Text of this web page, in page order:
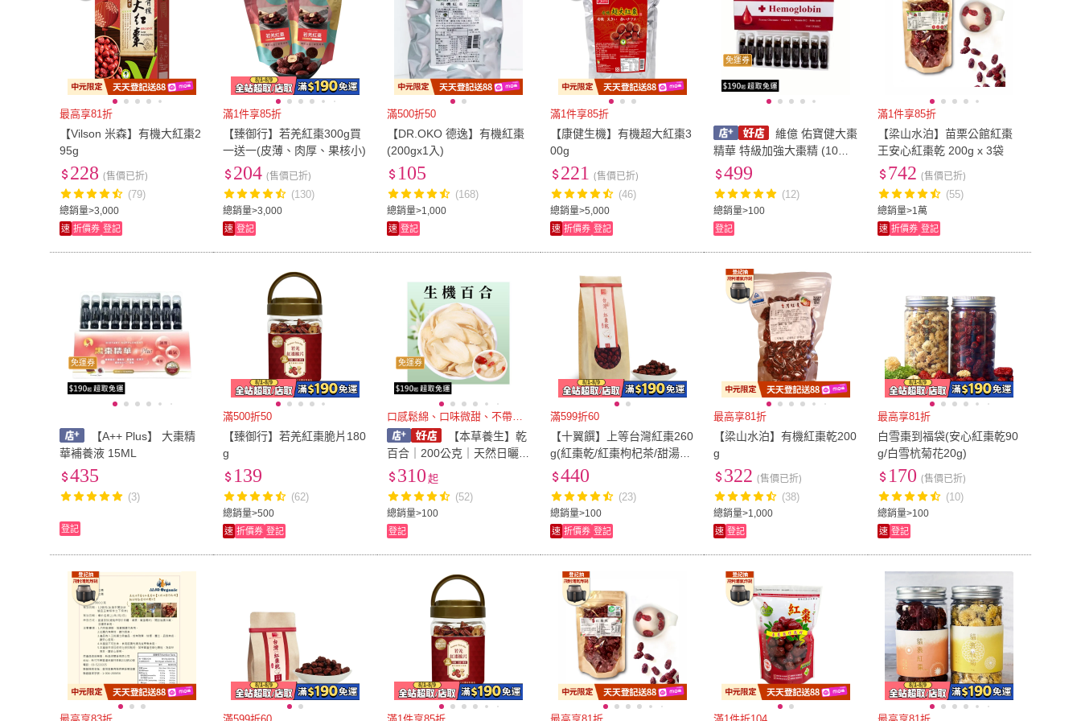
最高享81折
【Vilson 米森】有機大紅棗2
95g
總銷量>3,000
228 (售價已折)
(79)
速 折價券 登記
滿1件享85折
【臻御行】若羌紅棗300g買
一送一(皮薄、肉厚、果核小)
總銷量>3,000
204 (售價已折)
(130)
速 登記
滿500折50
【DR.OKO 德逸】有機紅棗
(200gx1入)
總銷量>1,000
105
(168)
速 登記
滿1件享85折
【康健生機】有機超大紅棗3
00g
總銷量>5,000
221 (售價已折)
(46)
速 折價券 登記
免運券
維億 佑寶健大棗
精華 特級加強大棗精 (10入/
盒) 血紅素鐵液 膠原蛋白 棗
總銷量>100
499
(12)
登記
滿1件享85折
【梁山水泊】苗栗公館紅棗
王安心紅棗乾 200g x 3袋
總銷量>1萬
742 (售價已折)
(55)
速 折價券 登記
免運券
【A++ Plus】 大棗精
華補養液 15ML
435
(3)
登記
滿500折50
【臻御行】若羌紅棗脆片180
g
總銷量>500
139
(62)
速 折價券 登記
免運券
口感鬆綿、口味微甜、不帶酸味
【本草養生】乾
百合｜200公克｜天然日曬無
添加｜香甜柔軟｜簡單煮食
的養生食材
總銷量>100
310 起
(52)
登記
滿599折60
【十翼饌】上等台灣紅棗260
g(紅棗乾/紅棗枸杞茶/甜湯湯
品用/藥膳食材)
總銷量>100
440
(23)
速 折價券 登記
最高享81折
【梁山水泊】有機紅棗乾200
g
總銷量>1,000
322 (售價已折)
(38)
速 登記
最高享81折
白雪棗到福袋(安心紅棗乾90
g/白雪杭菊花20g)
總銷量>100
170 (售價已折)
(10)
速 登記